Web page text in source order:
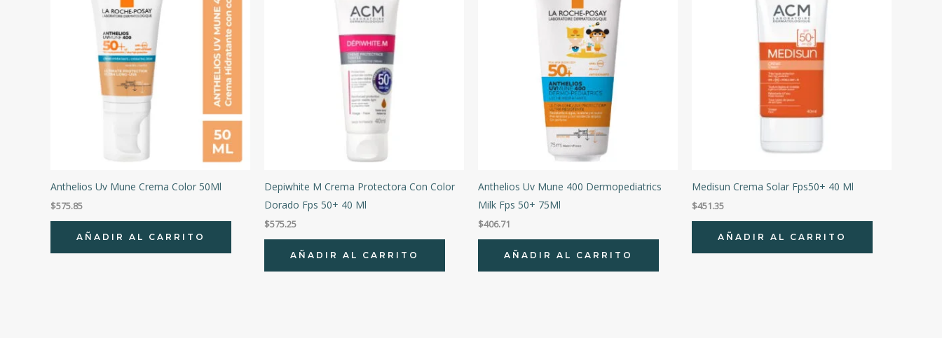
Anthelios Uv Mune Crema Color 50Ml
$575.85
AÑADIR AL CARRITO
Depiwhite M Crema Protectora Con Color
Dorado Fps 50+ 40 Ml
$575.25
AÑADIR AL CARRITO
Anthelios Uv Mune 400 Dermopediatrics
Milk Fps 50+ 75Ml
$406.71
AÑADIR AL CARRITO
Medisun Crema Solar Fps50+ 40 Ml
$451.35
AÑADIR AL CARRITO